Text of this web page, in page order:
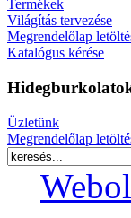
Termékek
Világítás tervezése
Megrendelőlap
Katalógus kérése
Üzletünk
Megrendelőlap